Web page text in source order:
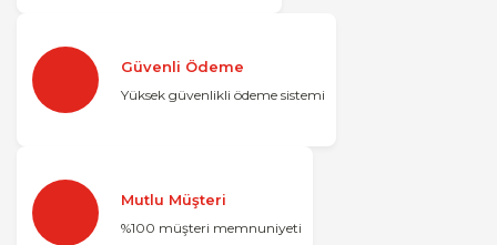
Güvenli Ödeme
Yüksek güvenlikli ödeme sistemi
Mutlu Müşteri
%100 müşteri memnuniyeti